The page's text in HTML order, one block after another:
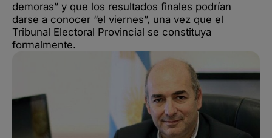
demoras” y que los resultados finales podrían
darse a conocer “el viernes”, una vez que el
Tribunal Electoral Provincial se constituya
formalmente.